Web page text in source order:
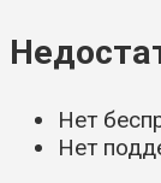
Нет
Нет